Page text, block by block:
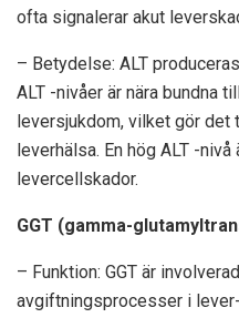
ofta signalerar akut
– Betydelse: ALT
ALT -nivåer är nära bundna
leversjukdom, vilket gör det
leverhälsa. En hög ALT -
levercellskador.
GGT (gamma-
– Funktion: GGT är
avgiftningsprocesser i